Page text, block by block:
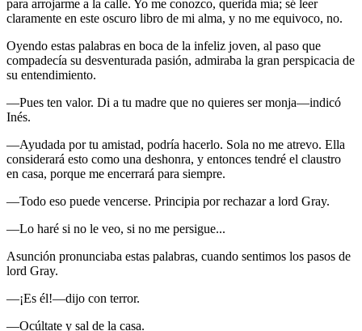
para arrojarme a la calle. Yo me conozco, querida mía; sé leer
claramente en este oscuro libro de mi alma, y no me equivoco, no.
Oyendo estas palabras en boca de la infeliz joven, al paso que
compadecía su desventurada pasión, admiraba la gran perspicacia de
su entendimiento.
—Pues ten valor. Di a tu madre que no quieres ser monja—indicó
Inés.
—Ayudada por tu amistad, podría hacerlo. Sola no me atrevo. Ella
considerará esto como una deshonra, y entonces tendré el claustro
en casa, porque me encerrará para siempre.
—Todo eso puede vencerse. Principia por rechazar a lord Gray.
—Lo haré si no le veo, si no me persigue...
Asunción pronunciaba estas palabras, cuando sentimos los pasos de
lord Gray.
—¡Es él!—dijo con terror.
—Ocúltate y sal de la casa.